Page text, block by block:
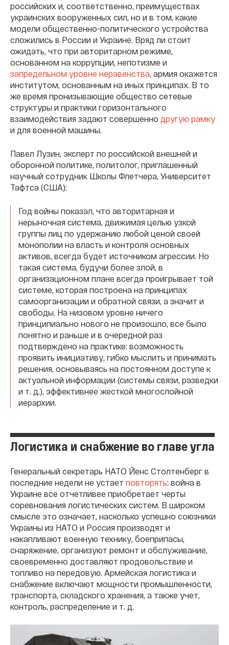
российских и, соответственно, преимуществах
украинских вооруженных сил, но и в том, какие
модели общественно-политического устройства
сложились в России и Украине. Вряд ли стоит
ожидать, что при авторитарном режиме,
основанном на коррупции, непотизме и
запредельном уровне неравенства , армия окажется
институтом, основанным на иных принципах. В то
же время пронизывающие общество сетевые
структуры и практики горизонтального
взаимодействия задают совершенно другую рамку
и для военной машины.
Павел Лузин, эксперт по российской внешней и
оборонной политике, политолог, приглашенный
научный сотрудник Школы Флетчера, Университет
Тафтса (США):
Год войны показал, что авторитарная и
нерыночная система, движимая целью узкой
группы лиц по удержанию любой ценой своей
монополии на власть и контроля основных
активов, всегда будет источником агрессии. Но
такая система, будучи более злой, в
организационном плане всегда проигрывает той
системе, которая построена на принципах
самоорганизации и обратной связи, а значит и
свободы. На низовом уровне ничего
принципиально нового не произошло, все было
понятно и раньше и в очередной раз
подтверждено на практике: возможность
проявить инициативу, гибко мыслить и принимать
решения, основываясь на постоянном доступе к
актуальной информации (системы связи, разведки
и т. д.), эффективнее жесткой многослойной
иерархии.
Логистика и снабжение во главе угла
Генеральный секретарь НАТО Йенс Столтенберг в
последние недели не устает повторять: война в
Украине все отчетливее приобретает черты
соревнования логистических систем. В широком
смысле это означает, насколько успешно союзники
Украины из НАТО и Россия производят и
накапливают военную технику, боеприпасы,
снаряжение, организуют ремонт и обслуживание,
своевременно доставляют продовольствие и
топливо на передовую. Армейская логистика и
снабжение включают мощности промышленности,
транспорта, складского хранения, а также учет,
контроль, распределение и т. д.